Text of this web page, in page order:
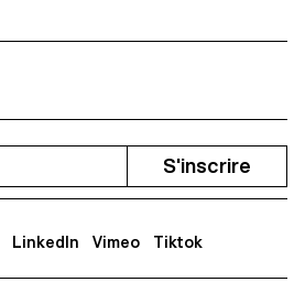
S'inscrire
LinkedIn Vimeo Tiktok